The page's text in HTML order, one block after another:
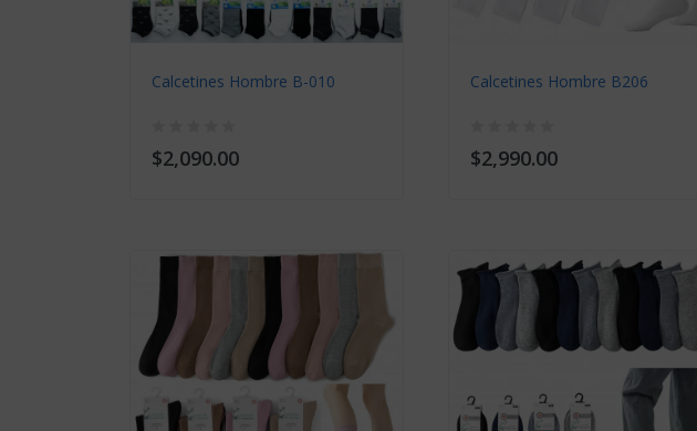
Calcetines Hombre B-010
$2,090.00
Calcetines Hombre B206
$2,990.00